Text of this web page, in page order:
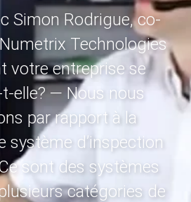
Simon Rodrigue, co-
Technologies
votre entreprise se
elle? — Nous nous
par rapport à la
système d’inspection
sont des systèmes
catégories de